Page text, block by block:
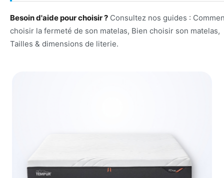
Besoin d'aide pour choisir ? Consultez nos guides :
choisir la fermeté de son matelas, Bien choisir son matelas,
Tailles & dimensions de literie.